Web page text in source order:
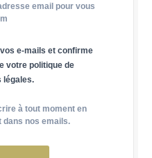
email pour vous
e-mails et confirme
votre politique de
légales.
à tout moment en
dans nos emails.